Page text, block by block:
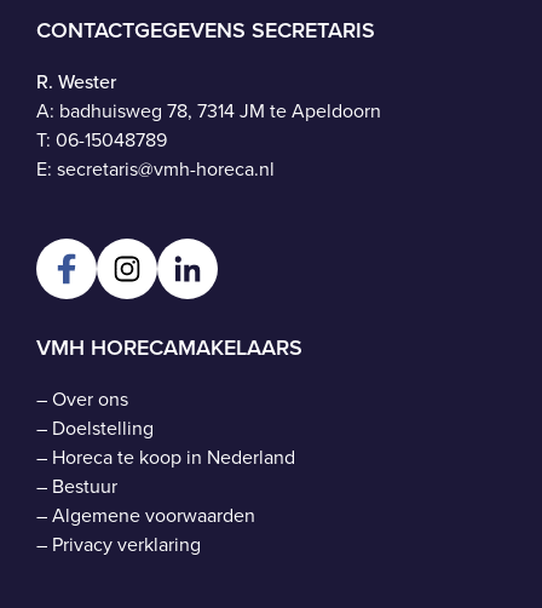
CONTACTGEGEVENS SECRETARIS
R. Wester
A: badhuisweg 78, 7314 JM te Apeldoorn
T: 06-15048789
E: secretaris@vmh-horeca.nl
VMH HORECAMAKELAARS
–Over ons
– Doelstelling
– Horeca te koop in Nederland
– Bestuur
–Algemene voorwaarden
– Privacy verklaring